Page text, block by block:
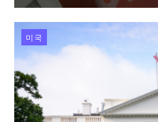
미국